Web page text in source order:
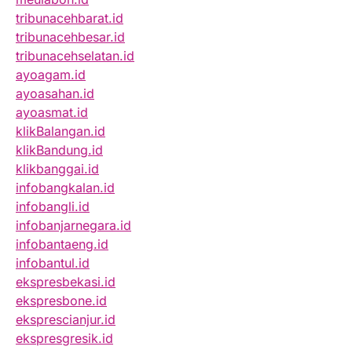
tribunacehbarat.id
tribunacehbesar.id
tribunacehselatan.id
ayoagam.id
ayoasahan.id
ayoasmat.id
klikBalangan.id
klikBandung.id
klikbanggai.id
infobangkalan.id
infobangli.id
infobanjarnegara.id
infobantaeng.id
infobantul.id
ekspresbekasi.id
ekspresbone.id
eksprescianjur.id
ekspresgresik.id